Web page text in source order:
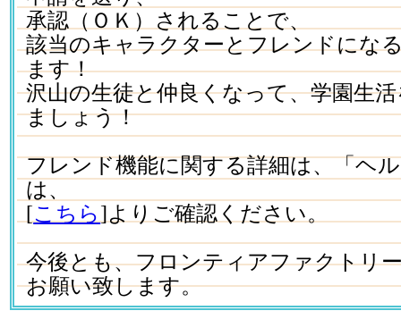
承認（ＯＫ）されることで、
該当のキャラクターとフレンドにな
ます！
沢山の生徒と仲良くなって、学園生
ましょう！
フレンド機能に関する詳細は、「ヘ
は、
[こちら]よりご確認ください。
今後とも、フロンティアファクトリ
お願い致します。